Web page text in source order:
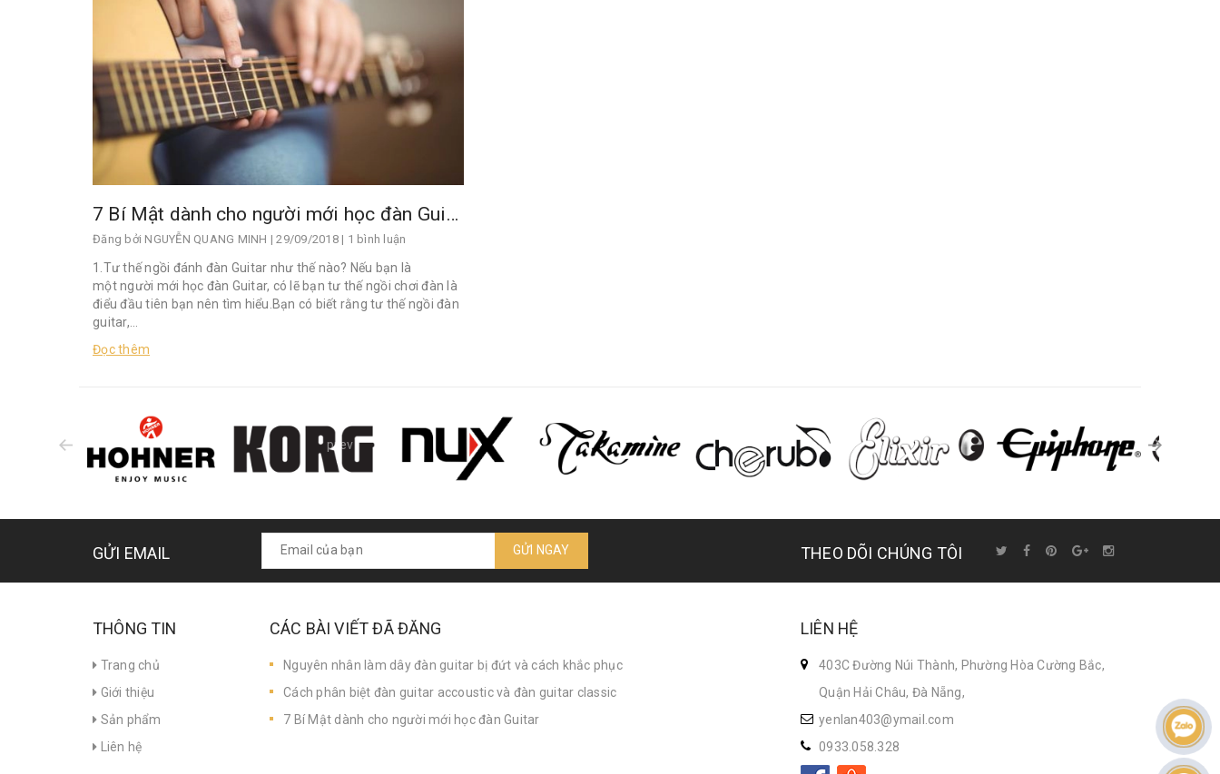
7 Bí Mật dành cho người mới học đàn Guitar
Đăng bởi NGUYỄN QUANG MINH | 29/09/2018 | 1 bình luận
1.Tư thế ngồi đánh đàn Guitar như thế nào? Nếu bạn là
một người mới học đàn Guitar, có lẽ bạn tư thế ngồi chơi đàn là
điểu đầu tiên bạn nên tìm hiểu.Bạn có biết rằng tư thế ngồi đàn
guitar,...
Đọc thêm
prev
GỬI EMAIL GỬI NGAY THEO DÕI CHÚNG TÔI
THÔNG TIN
Trang chủ
Giới thiệu
Sản phẩm
Liên hệ
CÁC BÀI VIẾT ĐÃ ĐĂNG
Nguyên nhân làm dây đàn guitar bị đứt và cách khắc phục
Cách phân biệt đàn guitar accoustic và đàn guitar classic
7 Bí Mật dành cho người mới học đàn Guitar
LIÊN HỆ
403C Đường Núi Thành, Phường Hòa Cường Bắc,
Quận Hải Châu, Đà Nẵng,
yenlan403@ymail.com
0933.058.328